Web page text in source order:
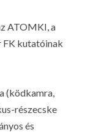
ATOMKI, a
FK kutatóinak
(ködkamra,
részecske
és